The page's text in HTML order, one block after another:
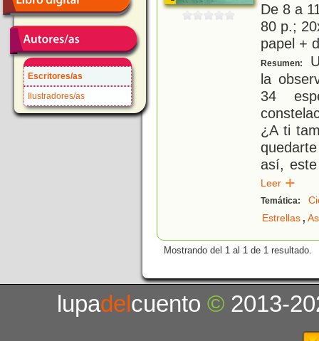
Escritores/as
Ilustradores/as
De 8 a
80 p.;
papel +
Resumen:
la
34
¿A ti
así,
Leer
Temática:
Estrellas,
Mostrando del 1 al 1 de 1 resultado.
lupadelcuento© 2013-